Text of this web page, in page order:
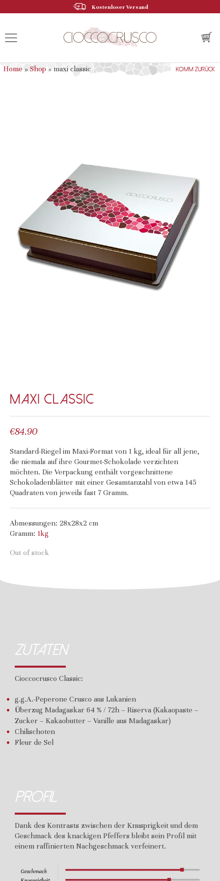
Kostenloser Versand
MENU
Home » Shop » maxi classic komm zurück
maxi classic
€84.90
Standard-Riegel im Maxi-Format von 1 kg, ideal für all jene,
die niemals auf ihre Gourmet-Schokolade verzichten
möchten. Die Verpackung enthält vorgeschnittene
Schokoladenblätter mit einer Gesamtanzahl von etwa 145
Quadraten von jeweils fast 7 Gramm.
Abmessungen: 28x28x2 cm
Gramm: 1kg
Out of stock
Zutaten
Cioccocrusco Classic:
g.g.A.-Peperone Crusco aus Lukanien
Überzug Madagaskar 64 % / 72h – Riserva (Kakaopaste –
Zucker – Kakaobutter – Vanille aus Madagaskar)
Chilischoten
Fleur de Sel
Profil
Dank des Kontrasts zwischen der Knusprigkeit und dem
Geschmack des knackigen Pfeffers bleibt sein Profil mit
einem raffinierten Nachgeschmack verfeinert.